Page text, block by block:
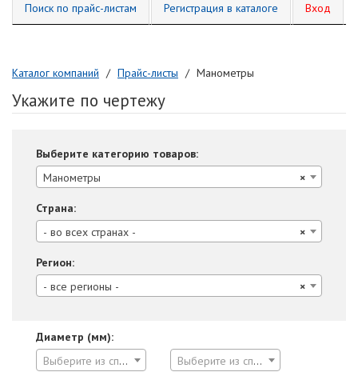
Поиск по прайс-листам Регистрация в каталоге Вход
Каталог компаний Прайс-листы Манометры
Укажите по чертежу
Выберите категорию товаров:
×
Манометры
Страна:
×
- во всех странах -
Регион:
×
- все регионы -
Диаметр (мм):
Выберите из списка
Выберите из списка